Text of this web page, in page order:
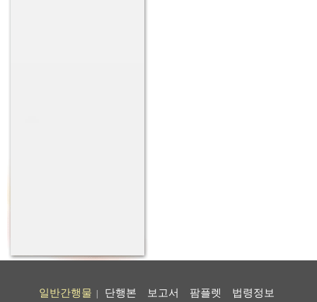
일반간행물 단행본 보고서 팜플렛
법령정보